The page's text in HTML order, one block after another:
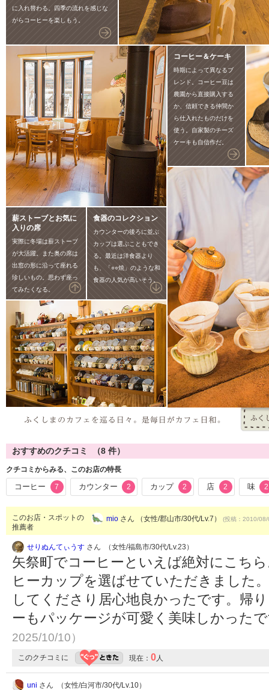
に入れ替わる。四季の流れを感じな
がらコーヒーを楽しもう。
薪ストーブとお気に
入りの席
実際に冬場は薪ストーブ
が大活躍。また奥の席は
出窓の形に沿って座れる
珍しいもの。思わず座っ
てみたくなる。
コーヒー＆ケーキ
時期によって異なるブ
レンド。コーヒー豆は
農園から直接購入する
か、信頼できる仲間か
ら仕入れたものだけを
使う。自家製のチーズ
ケーキも自信作だ。
食器のコレクション
カウンターの後ろに並ぶ
カップは選ぶこともでき
る。最近は洋食器より
も、「○○焼」のような和
食器の人気が高いそう。
おすすめのクチコミ （8 件）
クチコミからみる、このお店の特長
コーヒー 7 カウンター 2 カップ 2 店 2 味 2
このお店・スポットの
推薦者
mio さん （女性/郡山市/30代/Lv.7） (投稿：2010/
せりぬんてぃうす さん （女性/福島市/30代/Lv.23）
矢祭町でコーヒーといえば絶対にこち
ヒーカップを選ばせていただきました
してくださり居心地良かったです。帰
ーもパッケージが可愛く美味しかった
2025/10/10）
このクチコミに 現在： 0 人
uni さん （女性/白河市/30代/Lv.10）